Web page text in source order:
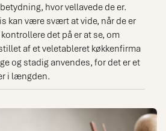
hvor vellavede de er.
kan være svært at vide, når de er
det på er at se, om
af et veletableret køkkenfirma
og stadig anvendes, for det er et
i længden.